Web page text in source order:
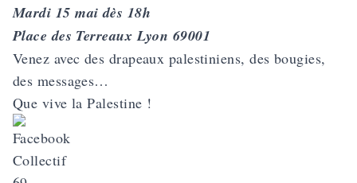
Mardi 15 mai dès 18h
Place des Terreaux Lyon 69001
Venez avec des drapeaux palestiniens, des bougies,
des messages…
Que vive la Palestine !